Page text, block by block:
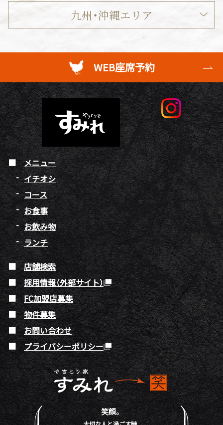
九州・沖縄エリア
WEB座席予約
メニュー
イチオシ
コース
お食事
お飲み物
ランチ
店舗検索
採用情報（外部サイト）
FC加盟店募集
物件募集
お問い合わせ
プライバシーポリシー
笑顔。